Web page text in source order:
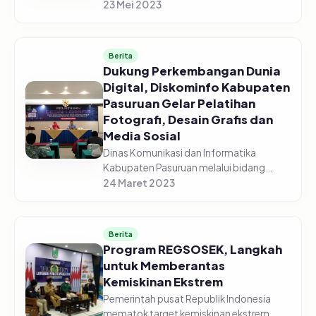
menghadiri Rapat Koordinasi
secara vir...
23 Mei 2023
Berita
Dukung Perkembangan Dunia
Digital, Diskominfo Kabupaten
Pasuruan Gelar Pelatihan
Fotografi, Desain Grafis dan
Media Sosial
Dinas Komunikasi dan Informatika
Kabupaten Pasuruan melalui bidang
Informasi dan Komunikasi Publik (IKP)
24 Maret 2023
Berita
Program REGSOSEK, Langkah
untuk Memberantas
Kemiskinan Ekstrem
Pemerintah pusat Republik Indonesia
mematok target kemiskinan ekstrem